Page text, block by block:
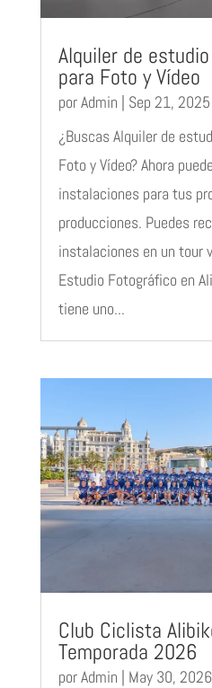
Alquiler de
para Foto y Vídeo
porAdmin | Sep 21, 2025
¿Buscas Alquiler de
Foto y Vídeo? Ahora
instalaciones para tus
producciones. Puedes
instalaciones en un tour
Estudio Fotográfico en
tiene uno...
Club Ciclista
Temporada 2026
porAdmin | May 30, 2026